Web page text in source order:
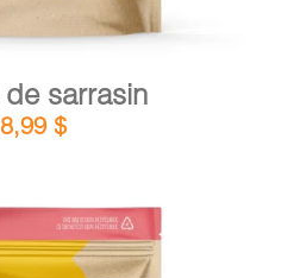
de sarrasin
8,99 $